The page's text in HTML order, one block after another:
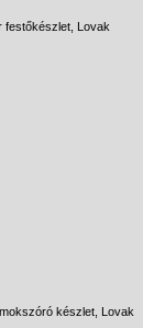
festőkészlet, Lovak
készlet, Lovak